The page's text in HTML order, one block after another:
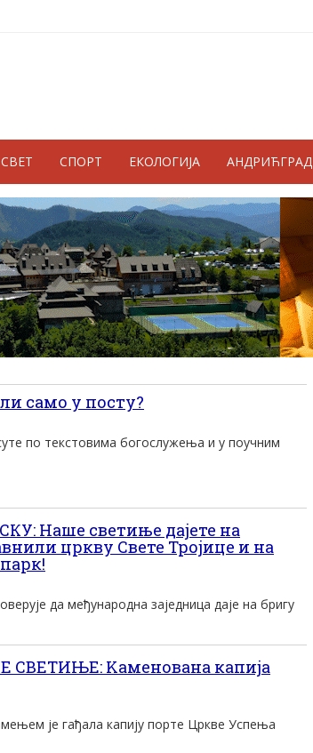
СВЕТ СПОРТ ЕКОЛОГИЈА АНДРИЋГРАД
само у посту?
по текстовима богослужења и у поучним
Наше светиње дајете на
цркву Свете Тројице и на
да међународна заједница даје на бригу
Kаменована капија
је гађала капију порте Цркве Успења